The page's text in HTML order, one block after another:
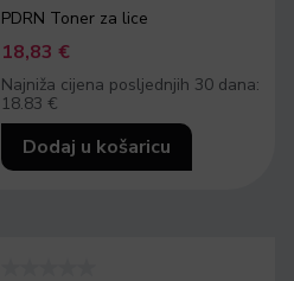
PDRN Toner za lice
18,83€
Najniža cijena posljednjih 30 dana:
18.83 €
Dodaj u košaricu